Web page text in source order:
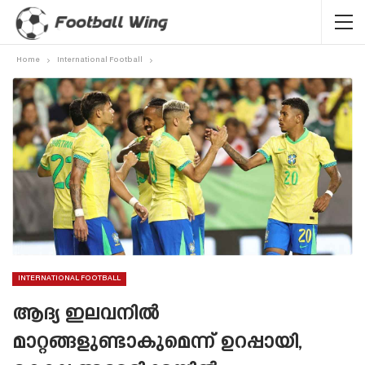
Home International Football
INTERNATIONAL FOOTBALL
ആദ്യ ഇലവനിൽ
മാറ്റങ്ങളുണ്ടാകുമെന്ന് ഉറപ്പായി,